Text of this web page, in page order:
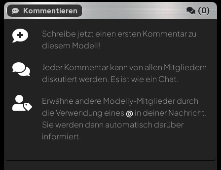
Kommentieren (0)
Schreibe jetzt einen ersten Kommentar zu
diesem Modell!
Jeder Kommentar kann von allen Mitgliedern
diskutiert werden. Es ist wie ein Chat.
Erwähne andere Modelly-Mitglieder durch
die Verwendung eines @in deiner Nachricht.
Sie werden dann automatisch darüber
informiert.